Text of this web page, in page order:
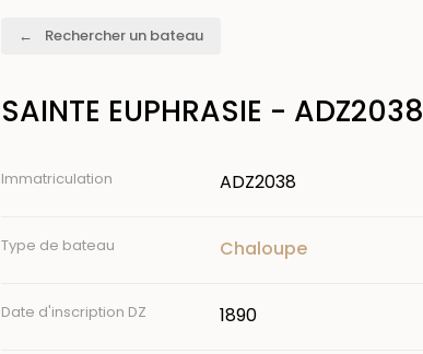
Rechercher un bateau
SAINTE EUPHRASIE - ADZ2038
Immatriculation ADZ2038
Type de bateau Chaloupe
Date d'inscription DZ 1890